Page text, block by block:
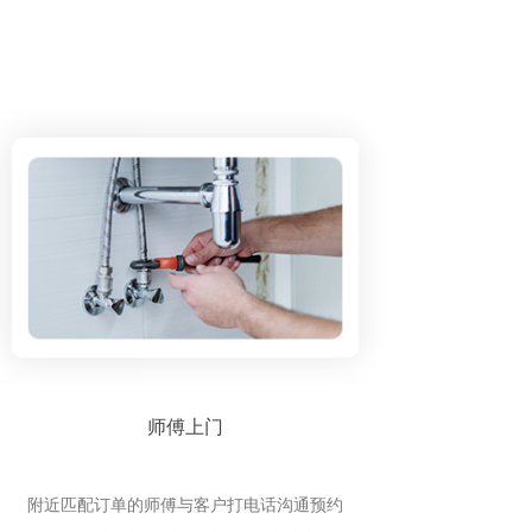
师傅上门
附近匹配订单的师傅与客户打电话沟通预约